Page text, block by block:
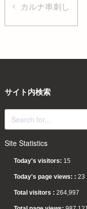
カルナ串刺し
サイト内検索
Site Statistics
Today's visitors: 15
Today's page views: : 23
Total visitors : 264,997